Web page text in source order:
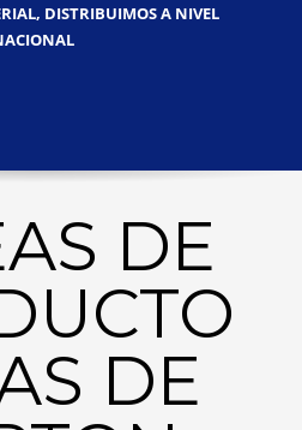
DISTRIBUIMOS A NIVEL
DE
DE